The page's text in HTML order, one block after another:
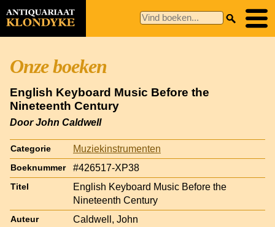
Onze boeken
English Keyboard Music Before the
Nineteenth Century
Door John Caldwell
Categorie Muziekinstrumenten
Boeknummer #426517-XP38
Titel
English Keyboard Music Before the
Nineteenth Century
Auteur Caldwell, John